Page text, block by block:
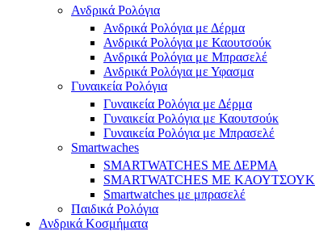
Ανδρικά Ρολόγια
Ανδρικά Ρολόγια με Δέρμα
Ανδρικά Ρολόγια με Καουτσούκ
Ανδρικά Ρολόγια με Μπρασελέ
Ανδρικά Ρολόγια με Υφασμα
Γυναικεία Ρολόγια
Γυναικεία Ρολόγια με Δέρμα
Γυναικεία Ρολόγια με Καουτσούκ
Γυναικεία Ρολόγια με Μπρασελέ
Smartwaches
SMARTWATCHES ΜΕ ΔΕΡΜΑ
SMARTWATCHES ΜΕ ΚΑΟΥΤΣΟΥΚ
Smartwatches με μπρασελέ
Παιδικά Ρολόγια
Ανδρικά Κοσμήματα